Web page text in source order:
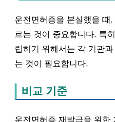
운전면허증을 분실했을 때
르는 것이 중요합니다. 특히
립하기 위해서는 각 기관
는 것이 필요합니다.
비교 기준
운전면허증 재발급을 위한